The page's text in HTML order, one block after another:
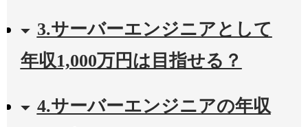
3.サーバーエンジニアとして
年収1,000万円は目指せる？
4.サーバーエンジニアの年収